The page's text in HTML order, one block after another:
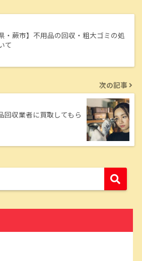
・蕨市】不用品の回収・粗大ゴミの処
て
次の記事
回収業者に買取してもら